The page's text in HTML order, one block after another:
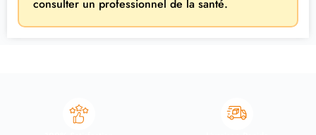
consulter un professionnel de la santé.